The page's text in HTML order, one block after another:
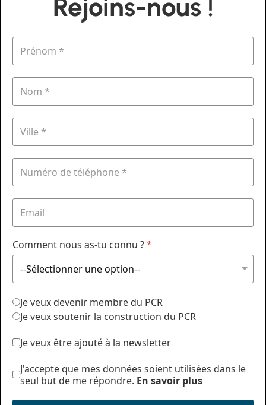
Rejoins-nous !
Comment nous as-tu connu ?*
Je veux devenir membre du PCR
Je veux soutenir la construction du PCR
Je veux être ajouté à la newsletter
J'accepte que mes données soient utilisées dans le
seul but de me répondre. En savoir plus